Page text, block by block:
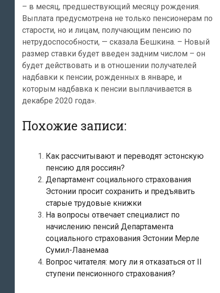
– в месяц, предшествующий месяцу рождения.
Выплата предусмотрена не только пенсионерам по
старости, но и лицам, получающим пенсию по
нетрудоспособности, — сказала Бешкина. – Новый
размер ставки будет введен задним числом – он
будет действовать и в отношении получателей
надбавки к пенсии, рожденных в январе, и
которым надбавка к пенсии выплачивается в
декабре 2020 года».
Похожие записи:
Как рассчитывают и переводят эстонскую
пенсию для россиян?
Департамент социального страхования
Эстонии просит сохранить и предъявить
старые трудовые книжки
На вопросы отвечает специалист по
начислению пенсий Департамента
социального страхования Эстонии Мерле
Сумил-Лаанемаа
Вопрос читателя: могу ли я отказаться от II
ступени пенсионного страхования?